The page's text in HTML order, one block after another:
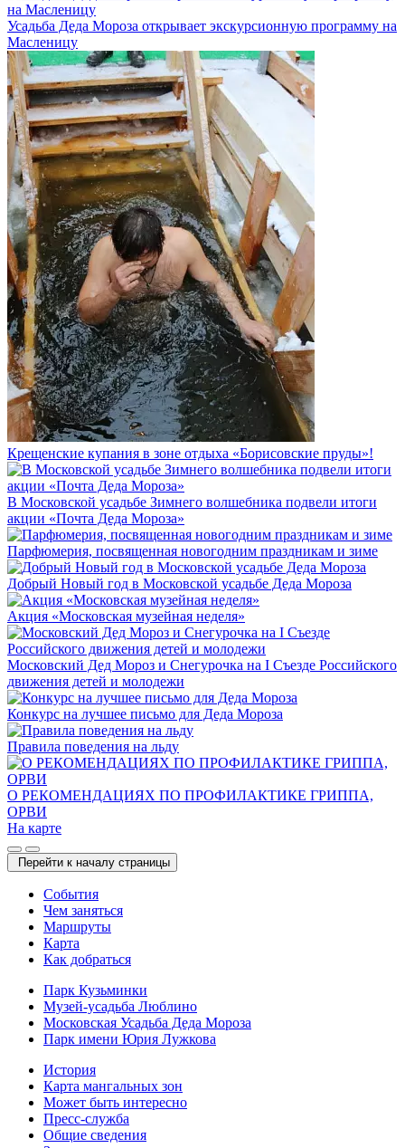
Усадьба Деда Мороза открывает экскурсионную программу на
Масленицу
Крещенские купания в зоне отдыха «Борисовские пруды»!
В Московской усадьбе Зимнего волшебника подвели итоги
акции «Почта Деда Мороза»
Парфюмерия, посвященная новогодним праздникам и зиме
Добрый Новый год в Московской усадьбе Деда Мороза
Акция «Московская музейная неделя»
Московский Дед Мороз и Снегурочка на I Съезде Российского
движения детей и молодежи
Конкурс на лучшее письмо для Деда Мороза
Правила поведения на льду
О РЕКОМЕНДАЦИЯХ ПО ПРОФИЛАКТИКЕ ГРИППА,
ОРВИ
На карте
Перейти к началу страницы
Cобытия
Чем заняться
Маршруты
Карта
Как добраться
Парк Кузьминки
Музей-усадьба Люблино
Московская Усадьба Деда Мороза
Парк имени Юрия Лужкова
История
Карта мангальных зон
Может быть интересно
Пресс-служба
Общие сведения